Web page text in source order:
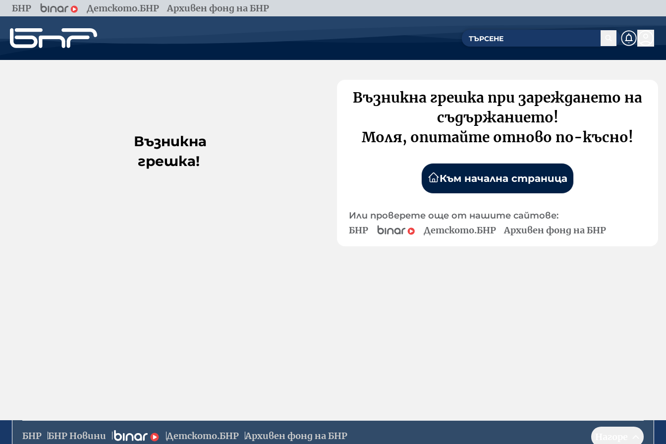
БНР Детското.БНР Архивен фонд на БНР
Възникна
грешка!
Възникна грешка при зареждането на
съдържанието!
Моля, опитайте отново по-късно!
Към начална страница
Или проверете още от нашите сайтове:
БНР Детското.БНР Архивен фонд на БНР
БНР БНР Новини Детското.БНР Архивен фонд на БНР